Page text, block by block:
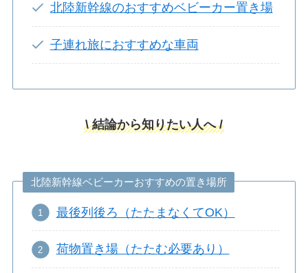
北陸新幹線のおすすめベビーカー置き場
子連れ旅におすすめな車両
\ 結論から知りたい人へ /
北陸新幹線ベビーカーおすすめの置き場所
最後列後ろ（たたまなくてOK）
荷物置き場（たたむ必要あり）